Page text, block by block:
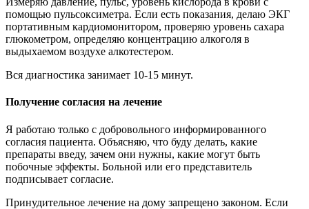
помощью пульсоксиметра. Если есть показания, делаю ЭКГ
портативным кардиомонитором, проверяю уровень сахара
глюкометром, определяю концентрацию алкоголя в
выдыхаемом воздухе алкотестером.
Вся диагностика занимает 10-15 минут.
Получение согласия на лечение
Я работаю только с добровольного информированного
согласия пациента. Объясняю, что буду делать, какие
препараты введу, зачем они нужны, какие могут быть
побочные эффекты. Больной или его представитель
подписывает согласие.
Принудительное лечение на дому запрещено законом. Если